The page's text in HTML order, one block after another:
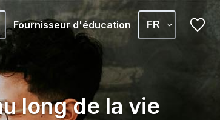
Fournisseur d'éducation FR
long de la vie